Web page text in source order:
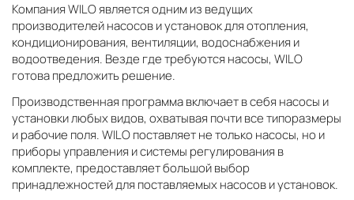
Компания WILO является одним из ведущих
производителей насосов и установок для отопления,
кондиционирования, вентиляции, водоснабжения и
водоотведения. Везде где требуются насосы, WILO
готова предложить решение.
Производственная программа включает в себя насосы и
установки любых видов, охватывая почти все типоразмеры
и рабочие поля. WILO поставляет не только насосы, но и
приборы управления и системы регулирования в
комплекте, предоставляет большой выбор
принадлежностей для поставляемых насосов и установок.